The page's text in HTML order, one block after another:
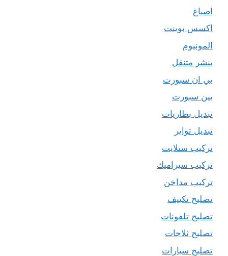
اصباغ
اكسس بوينت
المونيوم
بنشر متنقل
بي ان سبورت
بين سبورت
تبديل بطاريات
تبديل تواير
تركيب ستلايت
تركيب سيراميك
تركيب مداخن
تصليح تكييف
تصليح تلفونات
تصليح ثلاجات
تصليح سيارات